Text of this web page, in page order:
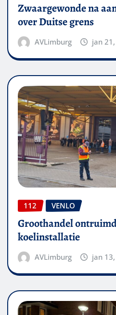
Zwaargewonde na
over Duitse grens
AVLimburg jan
112 VENLO
Groothandel
koelinstallatie
AVLimburg jan